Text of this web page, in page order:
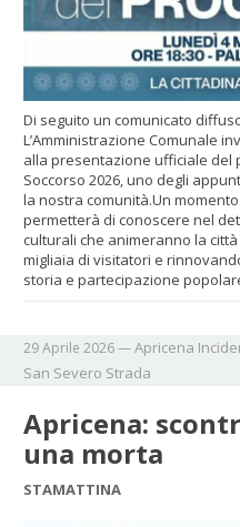
Di seguito un comunicato
L’Amministrazione Comunale
alla presentazione ufficiale del
Soccorso 2026, uno degli
la nostra comunità.Un
permetterà di conoscere nel
culturali che animeranno la
migliaia di visitatori e
storia e partecipazione
29 Aprile 2026—Apricena
San Severo Strada
Apricena:
una morta
STAMATTINA